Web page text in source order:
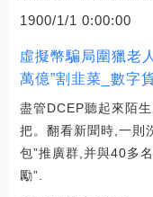
1900/1/1 0:00:00
虛擬幣騙局圍獵老
萬億”割韭菜_數字
盡管DCEP聽起來陌
把。翻看新聞時,一則
包”推廣群,并與40多
勵”.